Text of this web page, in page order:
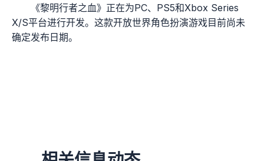
《黎明行者之血》正在为PC、PS5和Xbox Series
X/S平台进行开发。这款开放世界角色扮演游戏目前尚未
确定发布日期。